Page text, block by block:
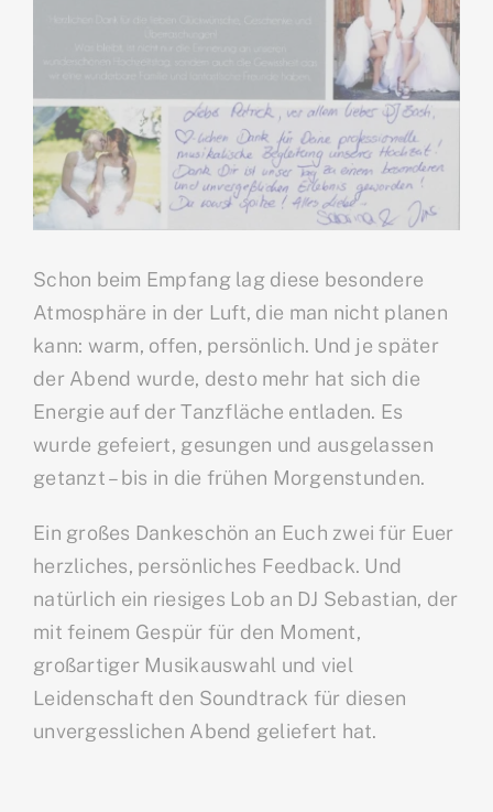
Schon beim Empfang lag diese besondere
Atmosphäre in der Luft, die man nicht planen
kann: warm, offen, persönlich. Und je später
der Abend wurde, desto mehr hat sich die
Energie auf der Tanzfläche entladen. Es
wurde gefeiert, gesungen und ausgelassen
getanzt – bis in die frühen Morgenstunden.
Ein großes Dankeschön an Euch zwei für Euer
herzliches, persönliches Feedback. Und
natürlich ein riesiges Lob an DJ Sebastian, der
mit feinem Gespür für den Moment,
großartiger Musikauswahl und viel
Leidenschaft den Soundtrack für diesen
unvergesslichen Abend geliefert hat.